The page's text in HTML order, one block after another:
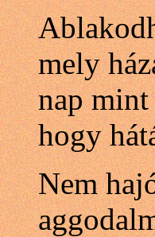
mely
nap
hogy
Nem